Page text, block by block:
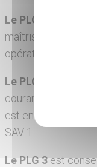
Le PLG 1
est
maîtrise les
opérationnelles.
Le PLG 2
est chef
courantes sur le
est en mesure de
SAV 1.
Le PLG 3est